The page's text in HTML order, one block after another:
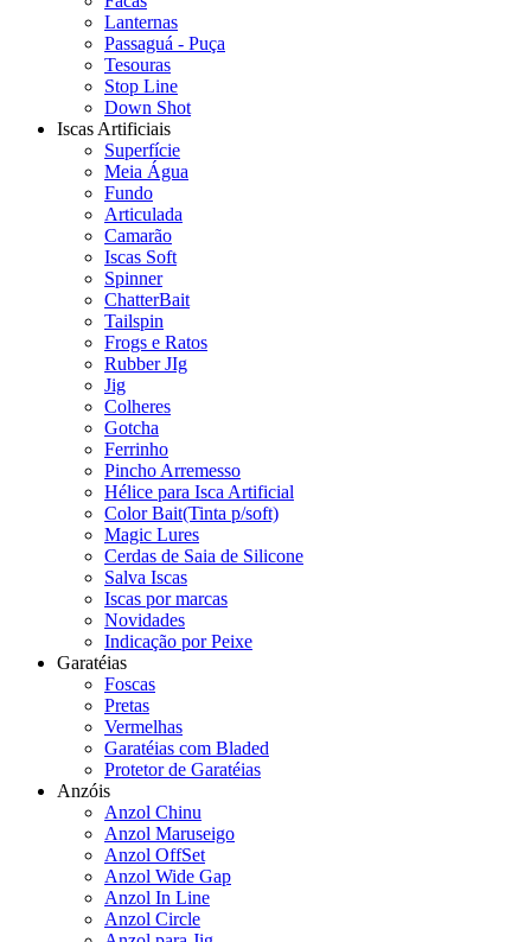
Lanternas
Passaguá - Puça
Tesouras
Stop Line
Down Shot
Iscas Artificiais
Superfície
Meia Água
Fundo
Articulada
Camarão
Iscas Soft
Spinner
ChatterBait
Tailspin
Frogs e Ratos
Rubber JIg
Jig
Colheres
Gotcha
Ferrinho
Pincho Arremesso
Hélice para Isca Artificial
Color Bait(Tinta p/soft)
Magic Lures
Cerdas de Saia de Silicone
Salva Iscas
Iscas por marcas
Novidades
Indicação por Peixe
Garatéias
Foscas
Pretas
Vermelhas
Garatéias com Bladed
Protetor de Garatéias
Anzóis
Anzol Chinu
Anzol Maruseigo
Anzol OffSet
Anzol Wide Gap
Anzol In Line
Anzol Circle